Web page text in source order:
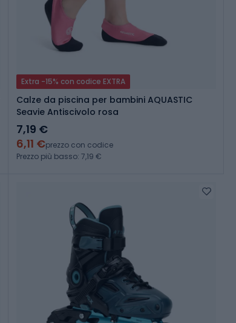
Extra -15% con codice EXTRA
Calze da piscina per bambini AQUASTIC
Seavie Antiscivolo rosa
7,19 €
6,11 €prezzo con codice
Prezzo più basso: 7,19 €